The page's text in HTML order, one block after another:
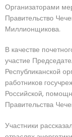
Организаторами
Правительство
Миллионщикова.
В качестве
участие
Республиканской
работников
Российской,
Правительства
Участники